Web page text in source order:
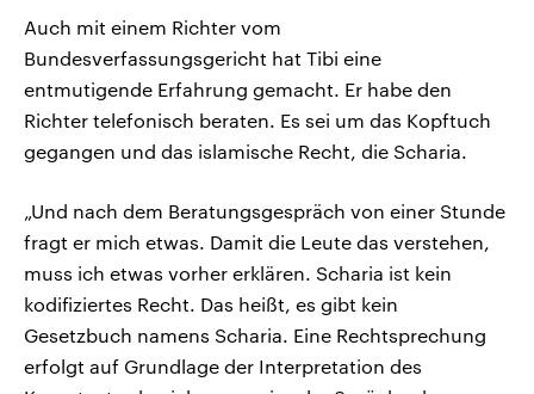
Auch mit einem Richter vom
Bundesverfassungsgericht hat Tibi eine
entmutigende Erfahrung gemacht. Er habe den
Richter telefonisch beraten. Es sei um das Kopftuch
gegangen und das islamische Recht, die Scharia.
„Und nach dem Beratungsgespräch von einer Stunde
fragt er mich etwas. Damit die Leute das verstehen,
muss ich etwas vorher erklären. Scharia ist kein
kodifiziertes Recht. Das heißt, es gibt kein
Gesetzbuch namens Scharia. Eine Rechtsprechung
erfolgt auf Grundlage der Interpretation des